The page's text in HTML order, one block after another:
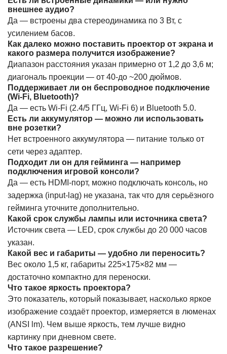
внешнее аудио?
Да — встроены два стереодинамика по 3 Вт, с
усилением басов.
Как далеко можно поставить проектор от экрана и
какого размера получится изображение?
Диапазон расстояния указан примерно от 1,2 до 3,6 м;
диагональ проекции — от 40-до ~200 дюймов.
Поддерживает ли он беспроводное подключение
(Wi-Fi, Bluetooth)?
Да — есть Wi-Fi (2.4/5 ГГц, Wi-Fi 6) и Bluetooth 5.0.
Есть ли аккумулятор — можно ли использовать
вне розетки?
Нет встроенного аккумулятора — питание только от
сети через адаптер.
Подходит ли он для гейминга — например
подключения игровой консоли?
Да — есть HDMI-порт, можно подключать консоль, но
задержка (input-lag) не указана, так что для серьёзного
гейминга уточните дополнительно.
Какой срок службы лампы или источника света?
Источник света — LED, срок службы до 20 000 часов
указан.
Какой вес и габариты — удобно ли переносить?
Вес около 1,5 кг, габариты 225×175×82 мм —
достаточно компактно для переноски.
Что такое яркость проектора?
Это показатель, который показывает, насколько яркое
изображение создаёт проектор, измеряется в люменах
(ANSI lm). Чем выше яркость, тем лучше видно
картинку при дневном свете.
Что такое разрешение?